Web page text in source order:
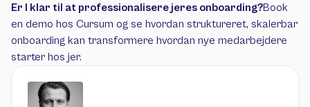
Er I klar til at professionalisere jeres onboarding?Book
en demo hos Cursum og se hvordan struktureret, skalerbar
onboarding kan transformere hvordan nye medarbejdere
starter hos jer.